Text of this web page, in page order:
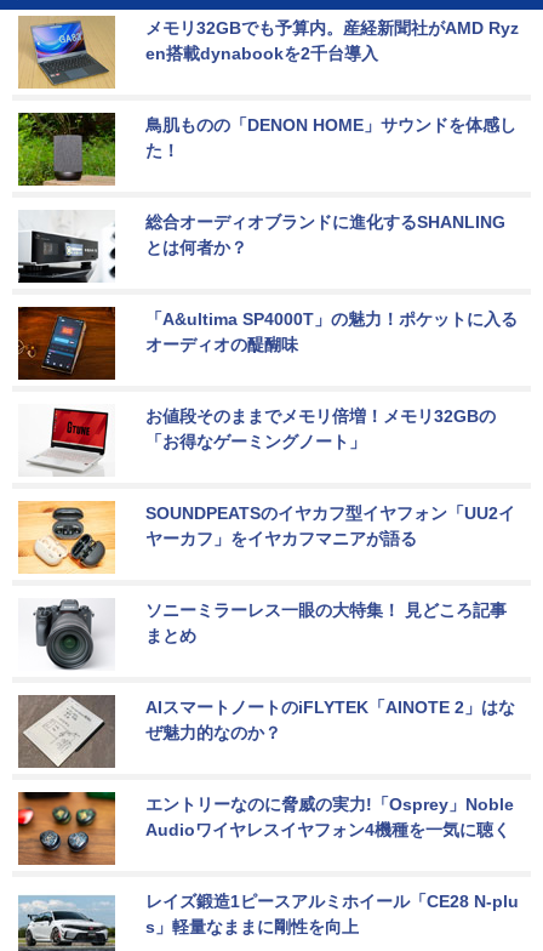
メモリ32GBでも予算内。産経新聞社がAMD Ryz
en搭載dynabookを2千台導入
鳥肌ものの「DENON HOME」サウンドを体感し
た！
総合オーディオブランドに進化するSHANLING
とは何者か？
「A&ultima SP4000T」の魅力！ポケットに入る
オーディオの醍醐味
お値段そのままでメモリ倍増！メモリ32GBの
「お得なゲーミングノート」
SOUNDPEATSのイヤカフ型イヤフォン「UU2イ
ヤーカフ」をイヤカフマニアが語る
ソニーミラーレス一眼の大特集！ 見どころ記事
まとめ
AIスマートノートのiFLYTEK「AINOTE 2」はな
ぜ魅力的なのか？
エントリーなのに脅威の実力!「Osprey」Noble
Audioワイヤレスイヤフォン4機種を一気に聴く
レイズ鍛造1ピースアルミホイール「CE28 N-plu
s」軽量なままに剛性を向上